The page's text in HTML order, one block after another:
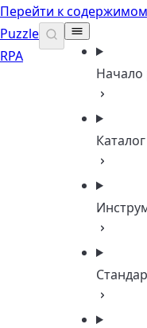
Перейти к
Puzzle
RPA
Начало